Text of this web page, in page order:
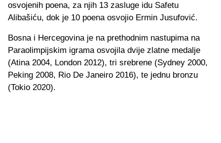
osvojenih poena, za njih 13 zasluge idu Safetu
Alibašiću, dok je 10 poena osvojio Ermin Jusufović.
Bosna i Hercegovina je na prethodnim nastupima na
Paraolimpijskim igrama osvojila dvije zlatne medalje
(Atina 2004, London 2012), tri srebrene (Sydney 2000,
Peking 2008, Rio De Janeiro 2016), te jednu bronzu
(Tokio 2020).